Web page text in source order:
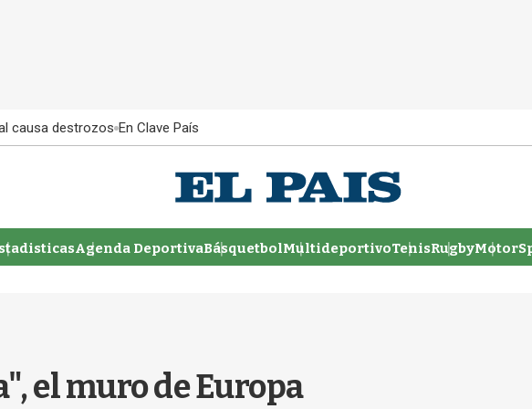
causa destrozos En Clave País
Agenda DeportivaBásquetbolMultideportivoTenisRugby
el muro de Europa